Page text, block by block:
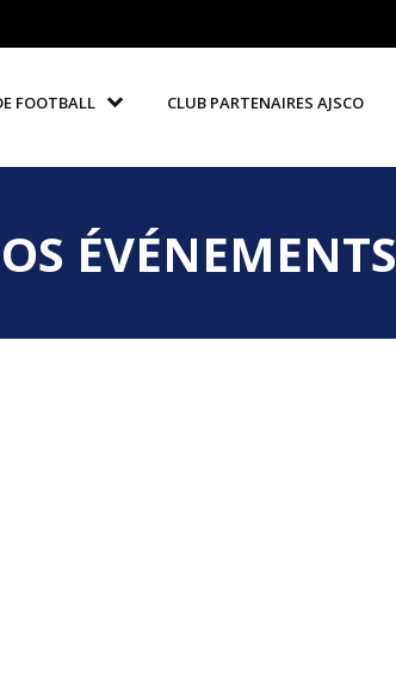
FOOTBALL CLUB PARTENAIRES AJSCO
ÉVÉNEMENTS